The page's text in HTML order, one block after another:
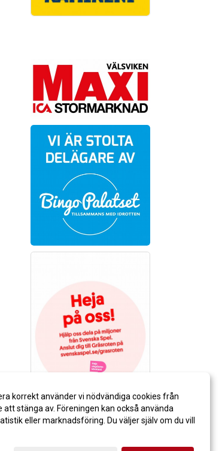
korrekt använder vi nödvändiga cookies från
stänga av. Föreningen kan också använda
eller marknadsföring. Du väljer själv om du vill